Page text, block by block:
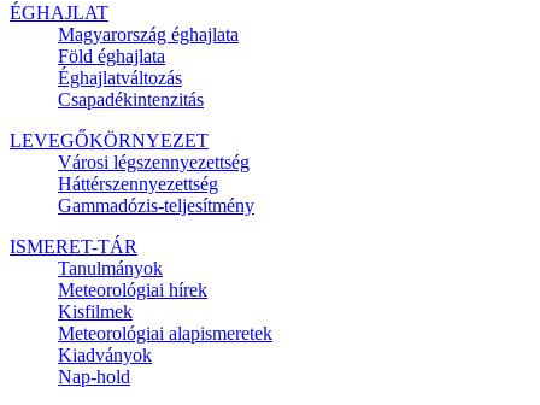
ÉGHAJLAT
Magyarország éghajlata
Föld éghajlata
Éghajlatváltozás
Csapadékintenzitás
LEVEGŐKÖRNYEZET
Városi légszennyezettség
Háttérszennyezettség
Gammadózis-teljesítmény
ISMERET-TÁR
Tanulmányok
Meteorológiai hírek
Kisfilmek
Meteorológiai alapismeretek
Kiadványok
Nap-hold